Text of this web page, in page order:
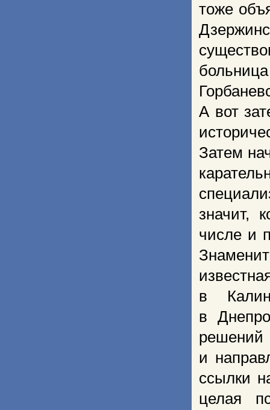
тоже
А вот
Затем
значит,
числе и
в
в
и
ссылки
целая